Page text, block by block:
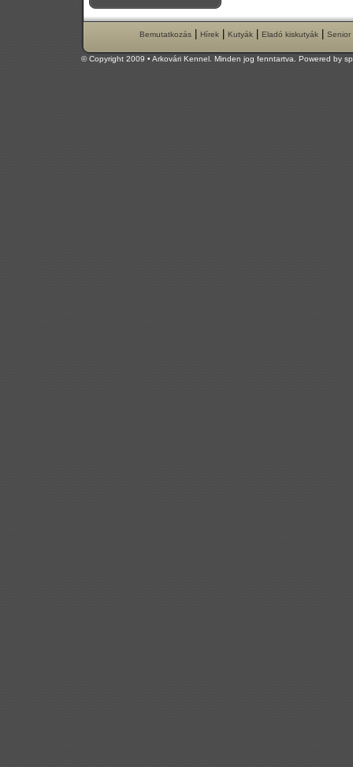
Bemutatkozás| Hírek| Kutyák| Eladó kiskutyák| Senior
© Copyright 2009 • Arkovári Kennel. Minden jog fenntartva. Powered by